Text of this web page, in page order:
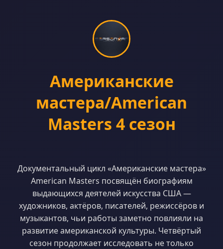
Американские
мастера/American
Masters 4 сезон
Документальный цикл «Американские мастера»
American Masters посвящён биографиям
выдающихся деятелей искусства США —
художников, актёров, писателей, режиссёров и
музыкантов, чьи работы заметно повлияли на
развитие американской культуры. Четвёртый
сезон продолжает исследовать не только